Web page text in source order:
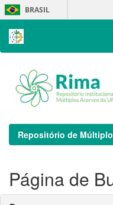
Skip
navigation
BRASIL
Repositório de
Página de